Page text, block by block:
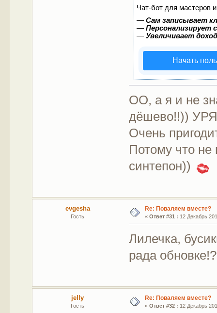
Чат-бот для мастеров
—Сам записывает
—Персонализирует
—Увеличивает
Начать
ОО, а я и не
дёшево!!))
Очень
Потому что не
синтепон))
evgesha
Гость
Re: Поваляем вместе?
« Ответ #31 : 12 Декабрь
Лилечка,
рада обновке!?
jelly
Гость
Re: Поваляем вместе?
« Ответ #32 : 12 Декабрь